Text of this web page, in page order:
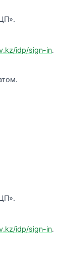
idp/sign-in.
idp/sign-in.